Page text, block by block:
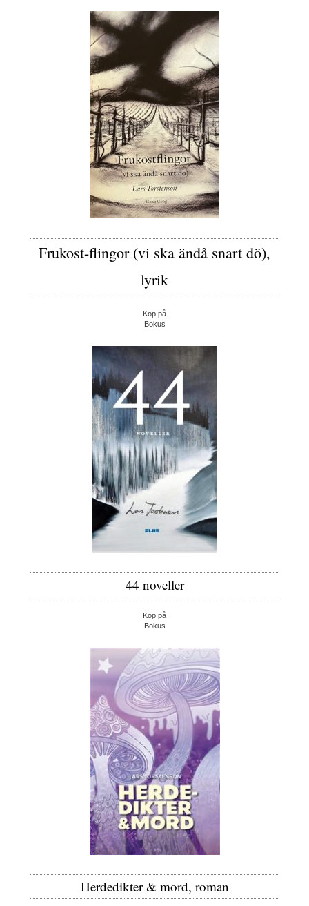
Frukost-flingor (vi ska ändå snart dö),
lyrik
Köp på
Bokus
44 noveller
Köp på
Bokus
Herdedikter & mord, roman